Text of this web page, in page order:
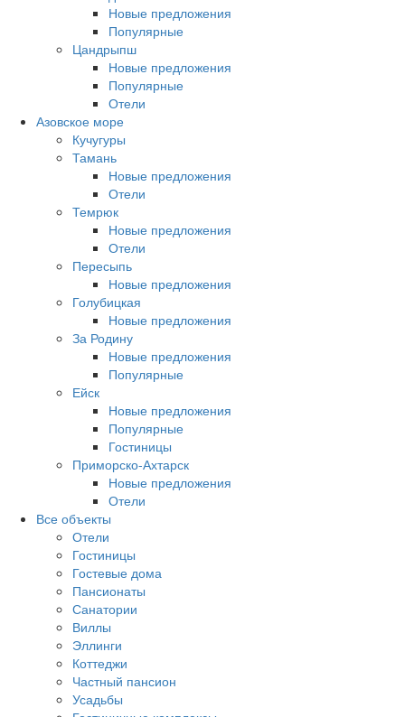
Новые предложения
Популярные
Цандрыпш
Новые предложения
Популярные
Отели
Азовское море
Кучугуры
Тамань
Новые предложения
Отели
Темрюк
Новые предложения
Отели
Пересыпь
Новые предложения
Голубицкая
Новые предложения
За Родину
Новые предложения
Популярные
Ейск
Новые предложения
Популярные
Гостиницы
Приморско-Ахтарск
Новые предложения
Отели
Все объекты
Отели
Гостиницы
Гостевые дома
Пансионаты
Санатории
Виллы
Эллинги
Коттеджи
Частный пансион
Усадьбы